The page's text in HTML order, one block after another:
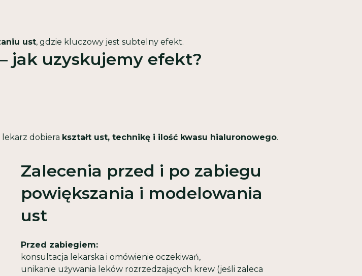
ust, gdzie kluczowy jest subtelny efekt.
jak uzyskujemy efekt?
dobiera kształt ust, technikę i ilość kwasu hialuronowego.
Zalecenia przed i po zabiegu
powiększania i modelowania
ust
Przed zabiegiem:
konsultacja lekarska i omówienie oczekiwań,
unikanie używania leków rozrzedzających krew (jeśli zaleca